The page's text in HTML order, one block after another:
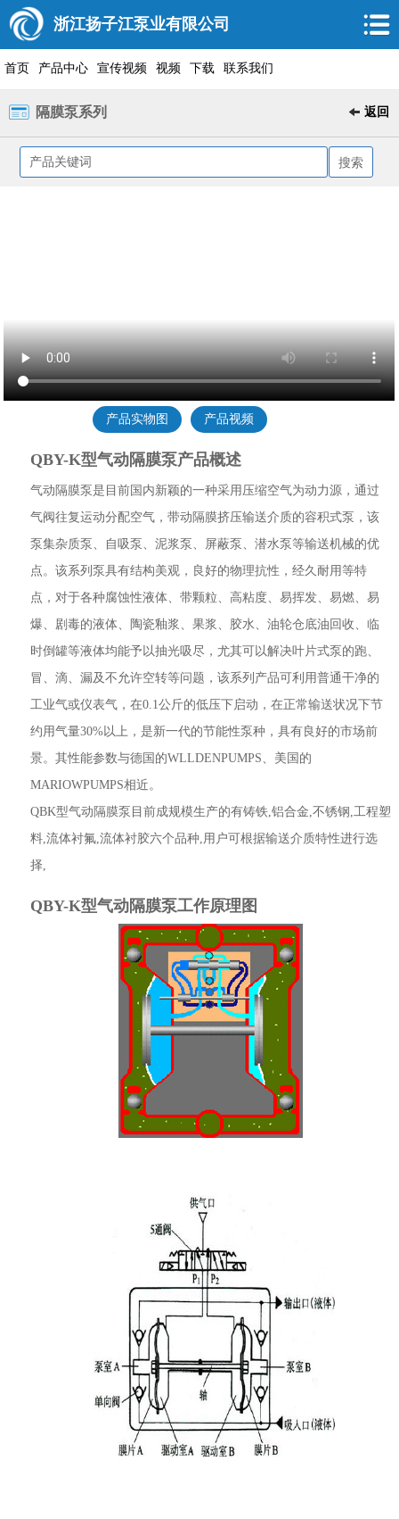
浙江扬子江泵业有限公司
首页 产品中心 宣传视频 视频 下载 联系我们
隔膜泵系列 返回
产品实物图 产品视频
QBY-K型气动隔膜泵产品概述
气动隔膜泵是目前国内新颖的一种采用压缩空气为动力源，通过
气阀往复运动分配空气，带动隔膜挤压输送介质的容积式泵，该
泵集杂质泵、自吸泵、泥浆泵、屏蔽泵、潜水泵等输送机械的优
点。该系列泵具有结构美观，良好的物理抗性，经久耐用等特
点，对于各种腐蚀性液体、带颗粒、高粘度、易挥发、易燃、易
爆、剧毒的液体、陶瓷釉浆、果浆、胶水、油轮仓底油回收、临
时倒罐等液体均能予以抽光吸尽，尤其可以解决叶片式泵的跑、
冒、滴、漏及不允许空转等问题，该系列产品可利用普通干净的
工业气或仪表气，在0.1公斤的低压下启动，在正常输送状况下节
约用气量30%以上，是新一代的节能性泵种，具有良好的市场前
景。其性能参数与德国的WLLDENPUMPS、美国的
MARIOWPUMPS相近。
QBK型气动隔膜泵目前成规模生产的有铸铁,铝合金,不锈钢,工程塑
料,流体衬氟,流体衬胶六个品种,用户可根据输送介质特性进行选
择,
QBY-K型气动隔膜泵工作原理图